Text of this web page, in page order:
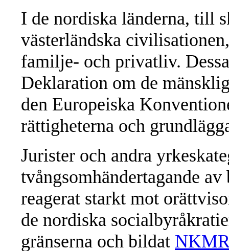
I de nordiska länderna, till
västerländska
familje- och privatliv.
Deklaration om de
den Europeiska
rättigheterna och
Jurister och andra
tvångsomhändertagande
reagerat starkt mot
de nordiska
gränserna och bildat